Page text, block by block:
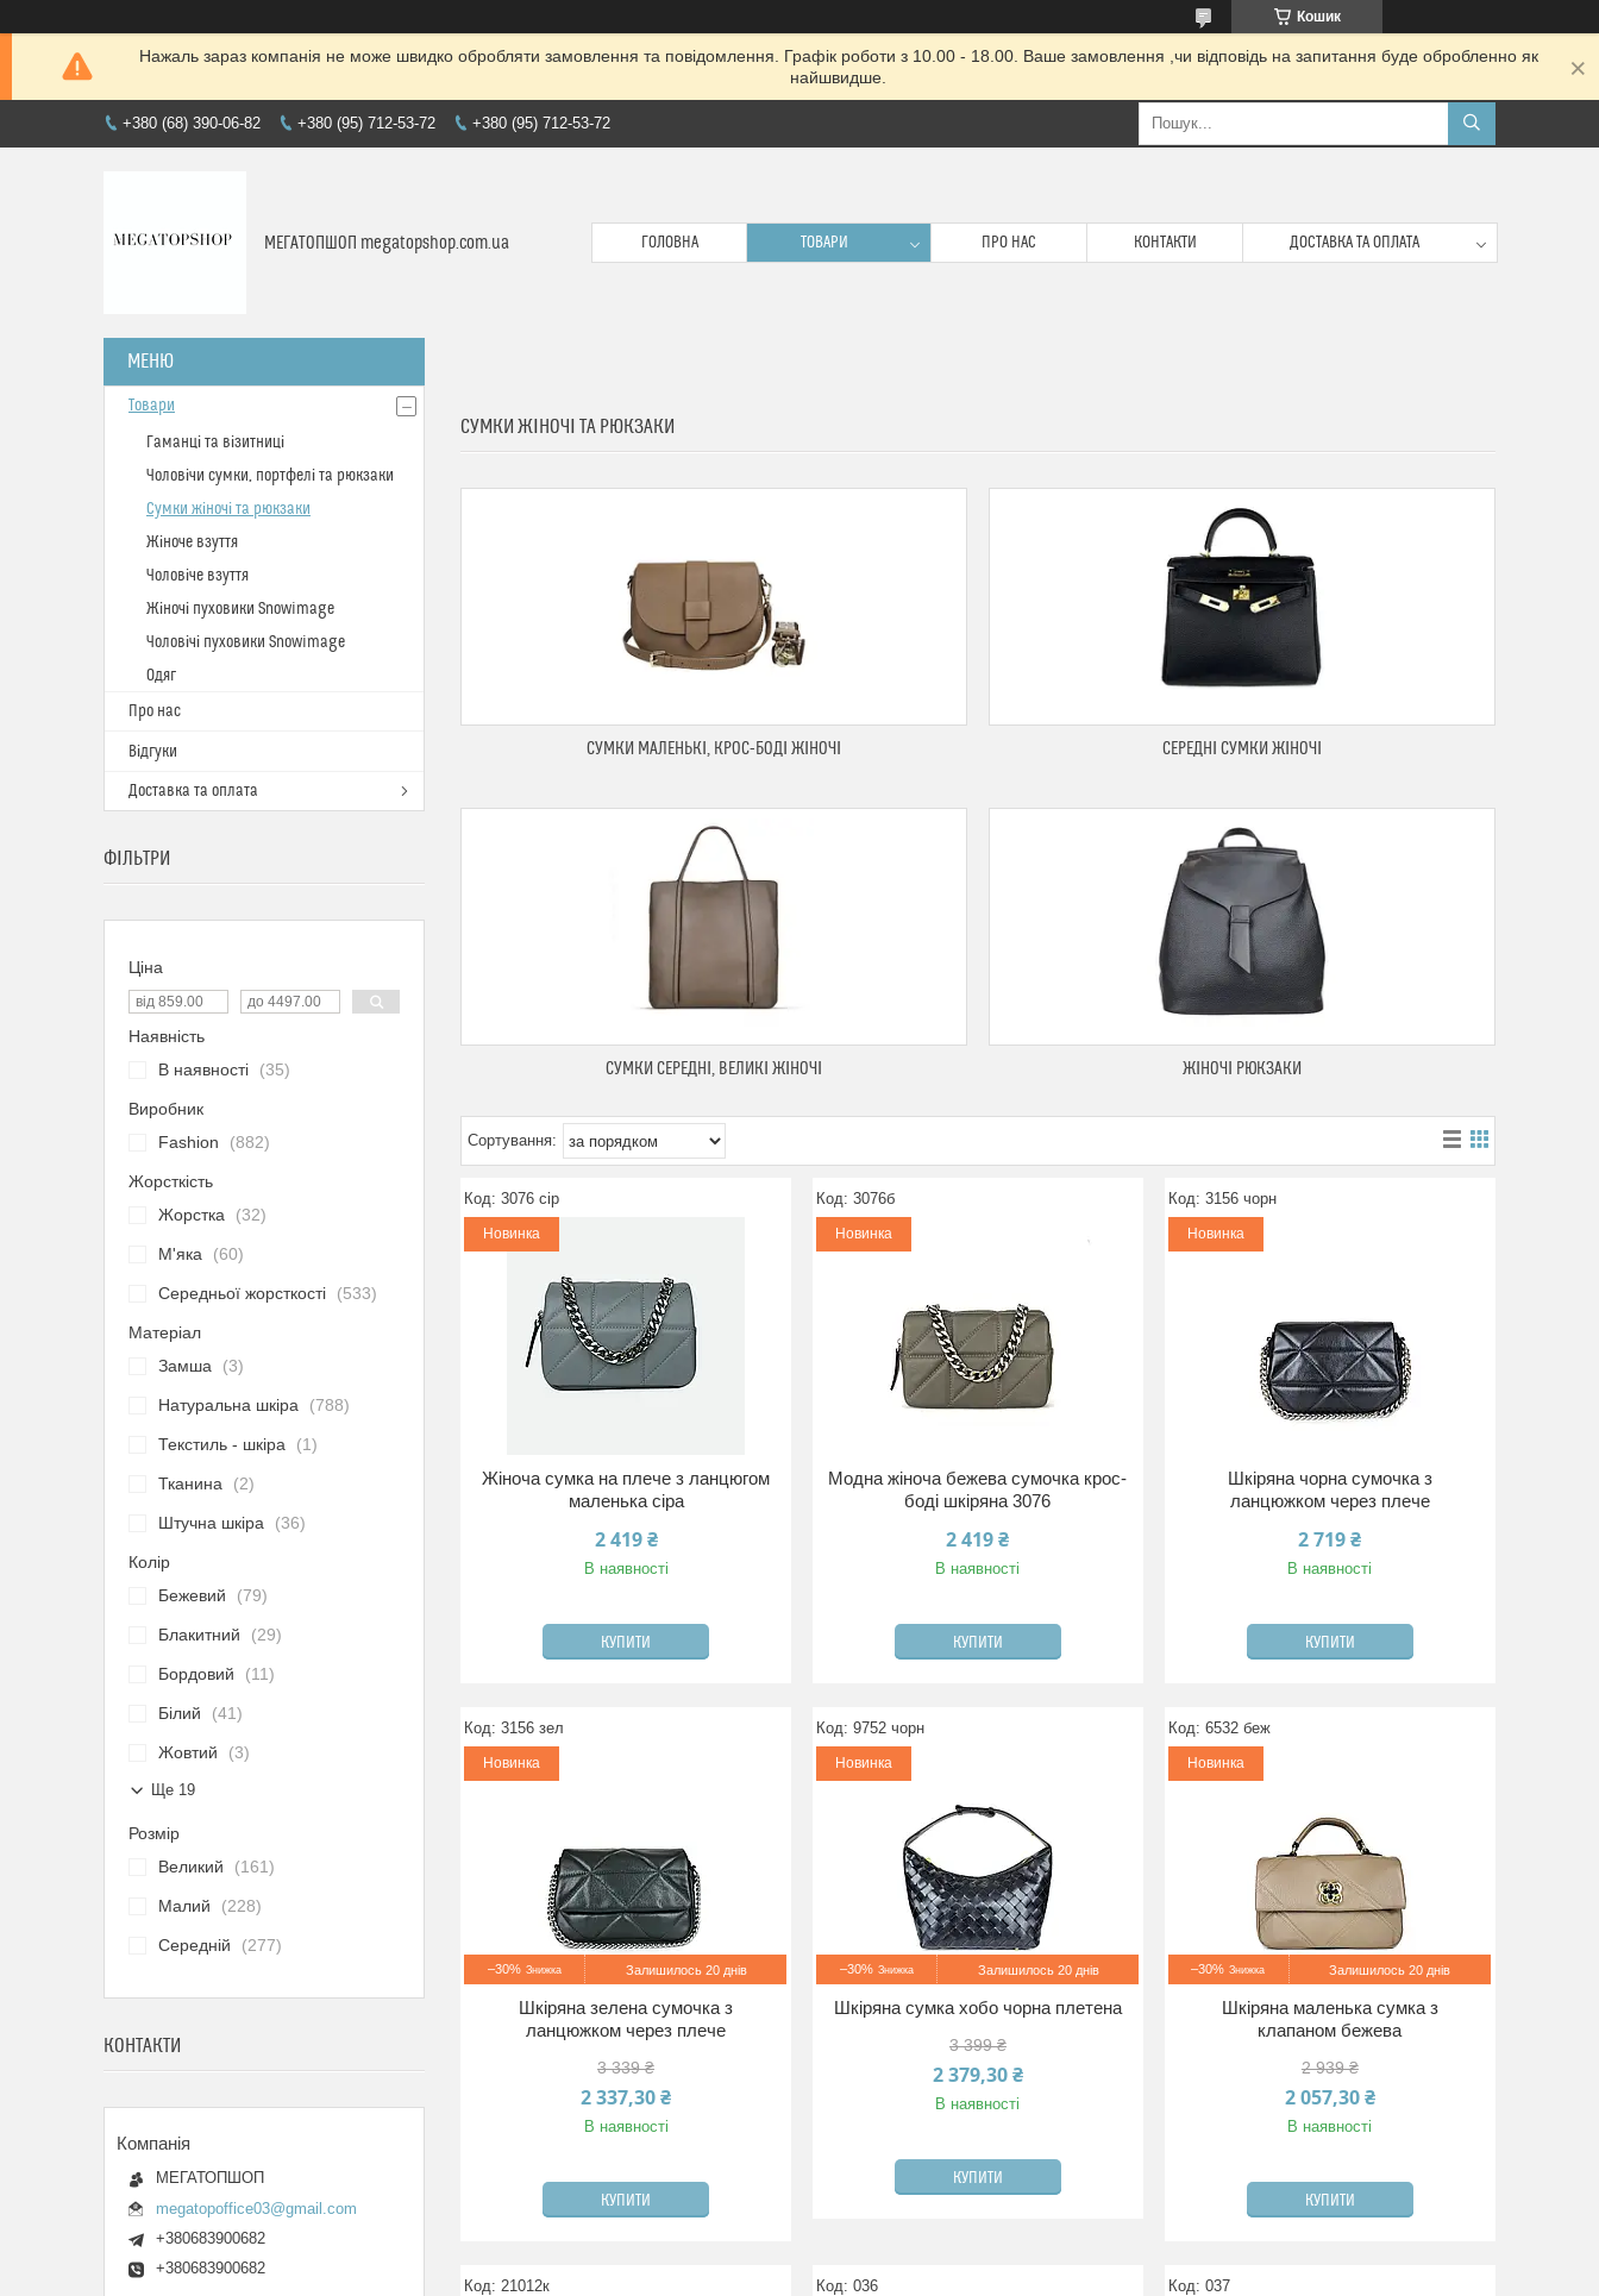
Кошик
Нажаль зараз компанія не може швидко обробляти замовлення та повідомлення. Графік роботи з 10.00 - 18.00. Ваше замовлення ,чи відповідь на запитання буде обробленно як
найшвидше.
+380 (68) 390-06-82 +380 (95) 712-53-72 +380 (95) 712-53-72
МЕГАТОПШОП megatopshop.com.ua ГОЛОВНА ТОВАРИ ПРО НАС КОНТАКТИ ДОСТАВКА ТА ОПЛАТА
СУМКИ ЖІНОЧІ ТА РЮКЗАКИ
СУМКИ МАЛЕНЬКІ, КРОС-БОДІ ЖІНОЧІ СЕРЕДНІ СУМКИ ЖІНОЧІ
СУМКИ СЕРЕДНІ, ВЕЛИКІ ЖІНОЧІ ЖІНОЧІ РЮКЗАКИ
3076 сір
Новинка
Жіноча сумка на плече з ланцюгом
маленька сіра
2 419 ₴
В наявності
КУПИТИ
3076б
Новинка
Модна жіноча бежева сумочка крос-
боді шкіряна 3076
2 419 ₴
В наявності
КУПИТИ
3156 чорн
Новинка
Шкіряна чорна сумочка з
ланцюжком через плече
2 719 ₴
В наявності
КУПИТИ
3156 зел
Новинка
–30% Залишилось 20 днів
Шкіряна зелена сумочка з
ланцюжком через плече
3 339 ₴
2 337,30 ₴
В наявності
КУПИТИ
9752 чорн
Новинка
–30% Залишилось 20 днів
Шкіряна сумка хобо чорна плетена
3 399 ₴
2 379,30 ₴
В наявності
КУПИТИ
6532 беж
Новинка
–30% Залишилось 20 днів
Шкіряна маленька сумка з
клапаном бежева
2 939 ₴
2 057,30 ₴
В наявності
КУПИТИ
21012к 036 037
Товари
Гаманці та візитниці
Чоловічи сумки, портфелі та рюкзаки
Сумки жіночі та рюкзаки
Жіноче взуття
Чоловіче взуття
Жіночі пуховики Snowimage
Чоловічі пуховики Snowimage
Одяг
Про нас
Відгуки
Доставка та оплата
ФІЛЬТРИ
Ціна
Наявність
В наявності
35
Виробник
Fashion
882
Жорсткість
Жорстка
32
М'яка 60
Середньої жорсткості 533
Матеріал
Замша
3
Натуральна шкіра 788
Текстиль - шкіра 1
Тканина 2
Штучна шкіра 36
Колір
Бежевий
79
Блакитний 29
Бордовий 11
Білий 41
Жовтий 3
Ще 19
Розмір
Великий
161
Малий 228
Середній 277
КОНТАКТИ
МЕГАТОПШОП
megatopoffice03@gmail.com
+380683900682
+380683900682